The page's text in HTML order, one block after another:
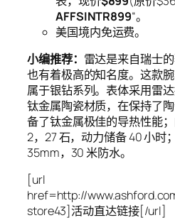
AFFSINTR899“。
美国境内免运费。
小编推荐： 雷达是来自瑞士
也有着极高的知名度。这款腕
属于银钻系列。表体采用雷
钛金属陶瓷材质，在保持了
备了钛金属极佳的导热性能
2，27 石，动力储备 40 小时
35mm，30 米防水。
[url
href=http://
store43]活动直达链接[/url]